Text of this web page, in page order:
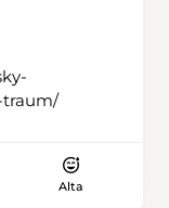
traum/
Alta